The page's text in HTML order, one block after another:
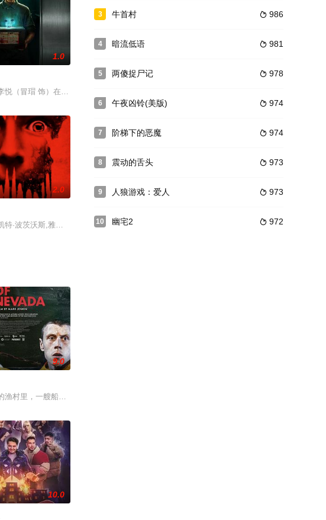
是普通市民。尽管他非常痛恨这种冷血杀戮行为，
的前女友彩儿在医院尽头闪现。另一边，小雅因车祸出现在急诊室，她醒来后也总能在医院
1.0
悦（冒瑁 饰）在生日当天意外收到一件匿名快递，里面是一块精致的古董金表。无意间，李
。这部小说的大概情节是：小学生美津子（桑名里瑛 饰）偶然撞见父母行房的场面，
，警探斯坦（WillemDafoe饰）受命调查此案，然而却迟迟没有进展，令其饱受舆论压力。斯
2.0
·波茨沃斯,雅各布·特伦布莱,托马斯·简,安娜贝丝·吉什,达什·米霍克,斯
多久，诡异状况便接连爆发，庄园里怪事频发，身边
附骨之疽，死咬着目标一路追杀而来。为了护住身世成谜的表亲，瓦娜赌上一切，将人藏
信仰、恐惧和未知的可怕深渊——从被诅咒的航程困住的水手，到被食人传说困扰的岛屿，
9.0
渔村里，一艘船神秘地出现在旧港口。“内华达之瑰”号三十年前曾全员遇难，如今再次归来。
10.0
3  986
牛首村
4  981
暗流低语
5  978
两傻捉尸记
6  974
午夜凶铃(美版)
7  974
阶梯下的恶魔
8  973
震动的舌头
9  973
人狼游戏：爱人
10  972
幽宅2